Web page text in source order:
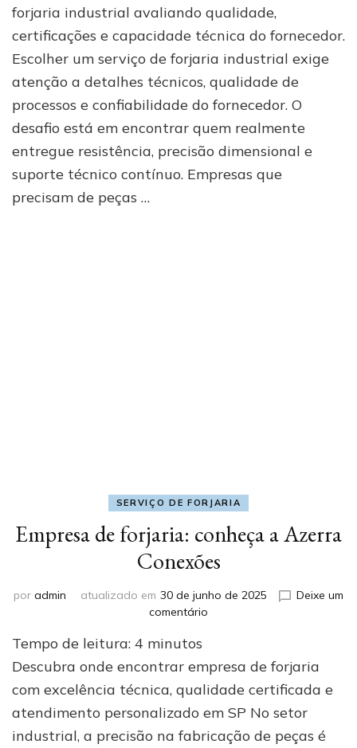
como
escolher
sem
errar
forjaria industrial avaliando qualidade,
certificações e capacidade técnica do fornecedor.
Escolher um serviço de forjaria industrial exige
atenção a detalhes técnicos, qualidade de
processos e confiabilidade do fornecedor. O
desafio está em encontrar quem realmente
entregue resistência, precisão dimensional e
suporte técnico contínuo. Empresas que
precisam de peças …
SERVIÇO DE FORJARIA
Empresa de forjaria: conheça a Azerra
Conexões
por admin atualizado em 30 de junho de 2025
Deixe um
comentário
forjaria:
conheça
a
Azerra
Conexões
Tempo de leitura: 4 minutos
Descubra onde encontrar empresa de forjaria
com excelência técnica, qualidade certificada e
atendimento personalizado em SP No setor
industrial, a precisão na fabricação de peças é